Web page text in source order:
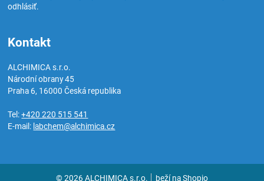
odhlásiť.
Kontakt
ALCHIMICA s.r.o.
Národní obrany 45
Praha 6, 16000Česká republika
Tel:+420 220 515 541
E-mail: labchem@alchimica.cz
© 2026 ALCHIMICA s.r.o. beží naShopio